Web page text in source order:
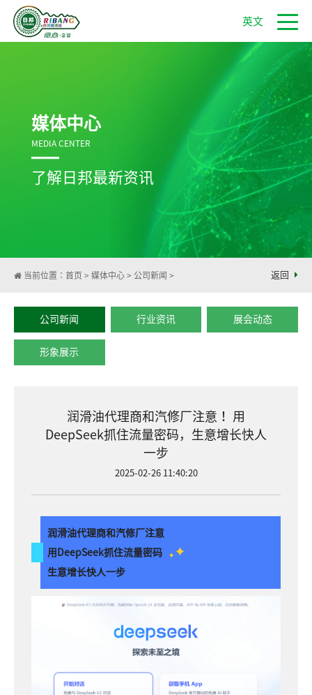
英文
媒体中心
MEDIA CENTER
了解日邦最新资讯
当前位置： 首页 > 媒体中心 > 公司新闻 > 返回
公司新闻 行业资讯 展会动态
形象展示
润滑油代理商和汽修厂注意！ 用
DeepSeek抓住流量密码，生意增长快人
一步
2025-02-26 11:40:20
润滑油代理商和汽修厂注意
用DeepSeek抓住流量密码
生意增长快人一步